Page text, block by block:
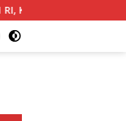
Solidarity Sky